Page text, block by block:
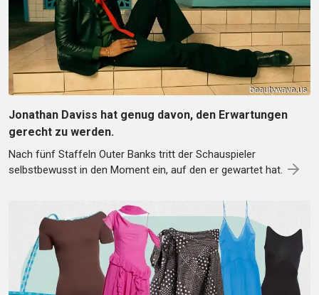
Jonathan Daviss hat genug davon, den Erwartungen
gerecht zu werden.
Nach fünf Staffeln Outer Banks tritt der Schauspieler
selbstbewusst in den Moment ein, auf den er gewartet hat.